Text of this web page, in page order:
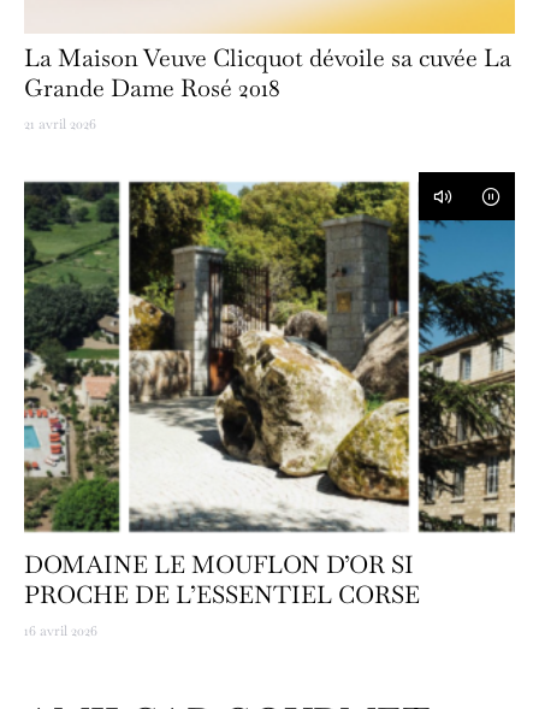
La Maison Veuve Clicquot dévoile sa cuvée La
Grande Dame Rosé 2018
21 avril 2026
DOMAINE LE MOUFLON D’OR SI
PROCHE DE L’ESSENTIEL CORSE
16 avril 2026